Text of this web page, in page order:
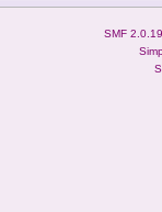
SMF 2.0.19